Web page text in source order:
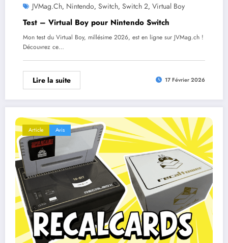
JVMag.ch, Nintendo, Switch, Switch 2, Virtual Boy
Test – Virtual Boy pour Nintendo Switch
Mon test du Virtual Boy, millésime 2026, est en ligne sur JVMag.ch !
Découvrez ce…
Lire la suite 17 Février 2026
Article Avis